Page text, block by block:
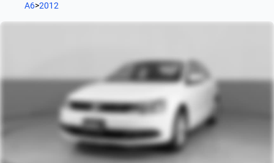
A6>2012